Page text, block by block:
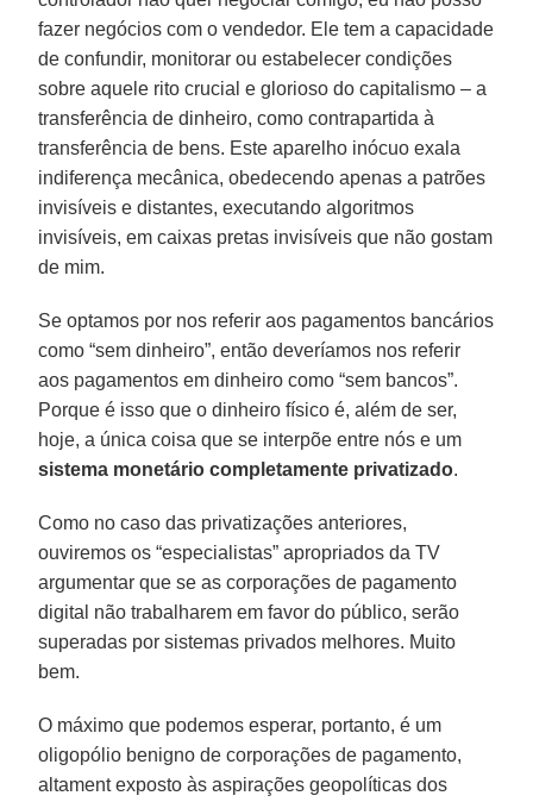
fazer negócios com o vendedor. Ele tem a capacidade
de confundir, monitorar ou estabelecer condições
sobre aquele rito crucial e glorioso do capitalismo – a
transferência de dinheiro, como contrapartida à
transferência de bens. Este aparelho inócuo exala
indiferença mecânica, obedecendo apenas a patrões
invisíveis e distantes, executando algoritmos
invisíveis, em caixas pretas invisíveis que não gostam
de mim.
Se optamos por nos referir aos pagamentos bancários
como “sem dinheiro”, então deveríamos nos referir
aos pagamentos em dinheiro como “sem bancos”.
Porque é isso que o dinheiro físico é, além de ser,
hoje, a única coisa que se interpõe entre nós e um
sistema monetário completamente privatizado.
Como no caso das privatizações anteriores,
ouviremos os “especialistas” apropriados da TV
argumentar que se as corporações de pagamento
digital não trabalharem em favor do público, serão
superadas por sistemas privados melhores. Muito
bem.
O máximo que podemos esperar, portanto, é um
oligopólio benigno de corporações de pagamento,
altament exposto às aspirações geopolíticas dos